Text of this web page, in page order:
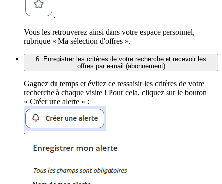
.
Vous les retrouverez ainsi dans votre espace personnel,
rubrique « Ma sélection d'offres ».
6. Enregistrer les critères de votre recherche et recevoir les
offres par e-mail (abonnement)
Gagnez du temps et évitez de ressaisir les critères de votre
recherche à chaque visite ! Pour cela, cliquez sur le bouton
« Créer une alerte » :